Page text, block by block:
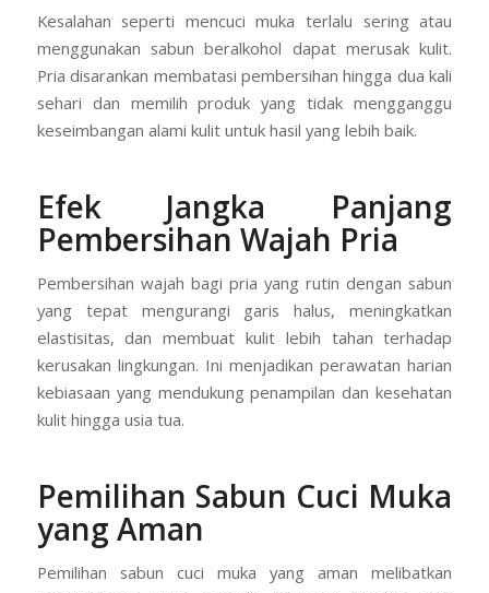
Kesalahan seperti mencuci muka terlalu sering atau
menggunakan sabun beralkohol dapat merusak kulit.
Pria disarankan membatasi pembersihan hingga dua kali
sehari dan memilih produk yang tidak mengganggu
keseimbangan alami kulit untuk hasil yang lebih baik.
Efek Jangka Panjang
Pembersihan Wajah Pria
Pembersihan wajah bagi pria yang rutin dengan sabun
yang tepat mengurangi garis halus, meningkatkan
elastisitas, dan membuat kulit lebih tahan terhadap
kerusakan lingkungan. Ini menjadikan perawatan harian
kebiasaan yang mendukung penampilan dan kesehatan
kulit hingga usia tua.
Pemilihan Sabun Cuci Muka
yang Aman
Pemilihan sabun cuci muka yang aman melibatkan